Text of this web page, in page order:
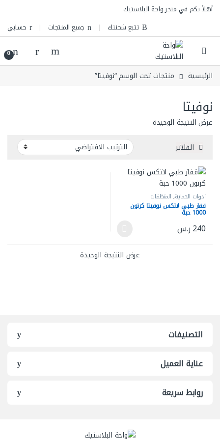
Skip to navigation
Skip to content
أهلاً بكم في متجر واحة البلاستيك
تتبع شحنتك
جميع المنتجات حسابي
0
الرئيسية منتجات تحت الوسم “نوفيتا”
نوفيتا
عرض النتيجة الوحيدة
الفلاتر
أدوات الحماية, المنظفات
قفاز طبي لاتكس نوفيتا كرتون
1000 حبة
240ر.س
هناك العديد من الأشكال المختلفة لهذا المنتج. يمكن اختيار
عرض النتيجة الوحيدة
التصنيفات
عناية العميل
روابط سريعة